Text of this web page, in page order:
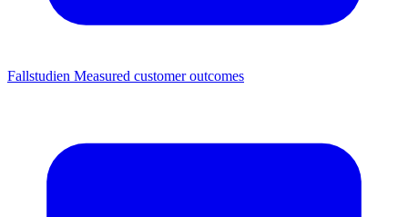
Fallstudien Measured customer outcomes